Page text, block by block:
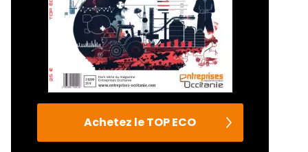
Achetez le TOP ECO